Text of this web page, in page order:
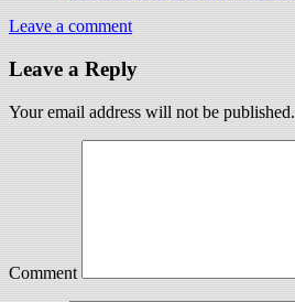
Leave a comment
Leave a Reply
Your email address will not be published.
Comment